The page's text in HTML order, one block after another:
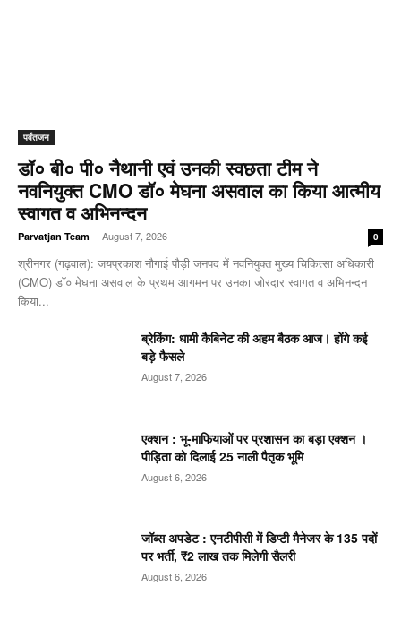
पर्वतजन
डॉ० बी० पी० नैथानी एवं उनकी स्वछता टीम ने
नवनियुक्त CMO डॉ० मेघना असवाल का किया आत्मीय
स्वागत व अभिनन्दन
Parvatjan Team - August 7, 2026 0
श्रीनगर (गढ़वाल): जयप्रकाश नौगाई ​पौड़ी जनपद में नवनियुक्त मुख्य चिकित्सा अधिकारी
(CMO) डॉ० मेघना असवाल के प्रथम आगमन पर उनका जोरदार स्वागत व अभिनन्दन
किया...
ब्रेकिंग: धामी कैबिनेट की अहम बैठक आज। होंगे कई
बड़े फैसले
August 7, 2026
एक्शन : भू-माफियाओं पर प्रशासन का बड़ा एक्शन ।
पीड़िता को दिलाई 25 नाली पैतृक भूमि
August 6, 2026
जॉब्स अपडेट : एनटीपीसी में डिप्टी मैनेजर के 135 पदों
पर भर्ती, ₹2 लाख तक मिलेगी सैलरी
August 6, 2026